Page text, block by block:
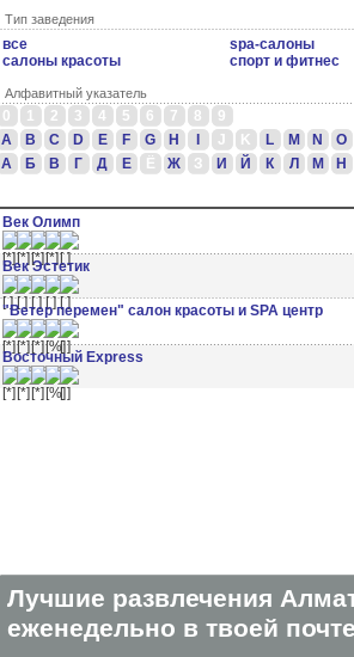
Тип заведения
все
cалоны красоты
spa-салоны
спорт и фитнес
Алфавитный указатель
0 1 2 3 4 5 6 7 8
9
A
B C D E F G H J K L M N
O
А
Б В Г Д Е Ё Ж З И Й К Л М Н
Век Олимп
Век Эстетик
"Ветер перемен" салон красоты и SPA центр
Восточный Express
Лучшие развлечения
eженедельно в твоей